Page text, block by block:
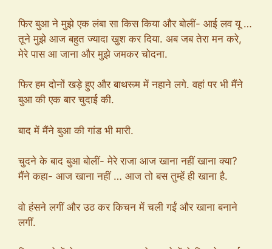
फिर बुआ ने मुझे एक लंबा सा किस किया और बोलीं- आई लव यू …
तूने मुझे आज बहुत ज्यादा खुश कर दिया. अब जब तेरा मन करे,
मेरे पास आ जाना और मुझे जमकर चोदना.
फिर हम दोनों खड़े हुए और बाथरूम में नहाने लगे. वहां पर भी मैंने
बुआ की एक बार चुदाई की.
बाद में मैंने बुआ की गांड भी मारी.
चुदने के बाद बुआ बोलीं- मेरे राजा आज खाना नहीं खाना क्या?
मैंने कहा- आज खाना नहीं … आज तो बस तुम्हें ही खाना है.
वो हंसने लगीं और उठ कर किचन में चली गईं और खाना बनाने
लगीं.